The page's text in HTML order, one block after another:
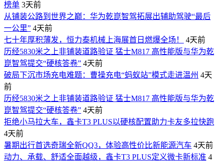
榜单 3天前
从铺装公路到世界之巅：华为乾崑智驾拓展出辅助驾驶“最后
一公里” 4天前
七十年厚积薄发，恒力泰机械上海展首日燃爆全场！
4天前
历经5830米之上非铺装道路验证 猛士M817 高性能版与华为乾
崑智驾提交“硬核答卷” 4天前
破局下沉市场充电难题：曹操充电“蚂蚁站”模式走进温州 4天
前
历经5830米之上非铺装道路验证 猛士M817 高性能版与华为乾
崑智驾提交“硬核答卷” 4天前
拒绝小马拉大车，鑫卡T3 PLUS以硬核配置助力卡友多拉快跑
4天前
暑期出行首选奇瑞全新QQ3，体验高性价比新能源汽车 4天前
动力、承载、舒适全面越级，鑫卡T3 PLUS定义微卡新标准 4